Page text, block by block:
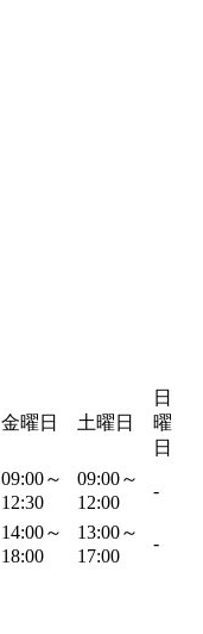
金曜日 土曜日
日
曜
日
09:00～
12:30
09:00～
12:00
-
14:00～
18:00
13:00～
17:00
-